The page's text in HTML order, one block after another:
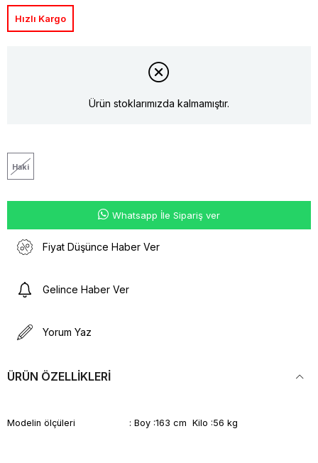
Hızlı Kargo
Ürün stoklarımızda kalmamıştır.
Haki
Whatsapp İle Sipariş ver
Fiyat Düşünce Haber Ver
Gelince Haber Ver
Yorum Yaz
ÜRÜN ÖZELLIKLERI
Modelin ölçüleri : Boy :163 cm Kilo :56 kg